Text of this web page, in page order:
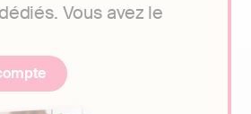
Vous avez le